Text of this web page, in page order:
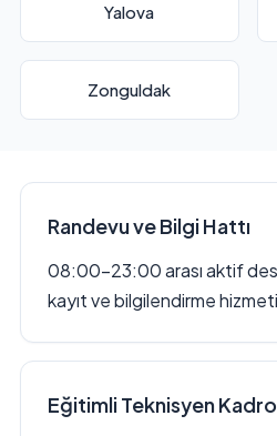
Yalova
Zonguldak
Randevu ve Bilgi Hattı
08:00–23:00 arası aktif
kayıt ve bilgilendirme
Eğitimli Teknisyen